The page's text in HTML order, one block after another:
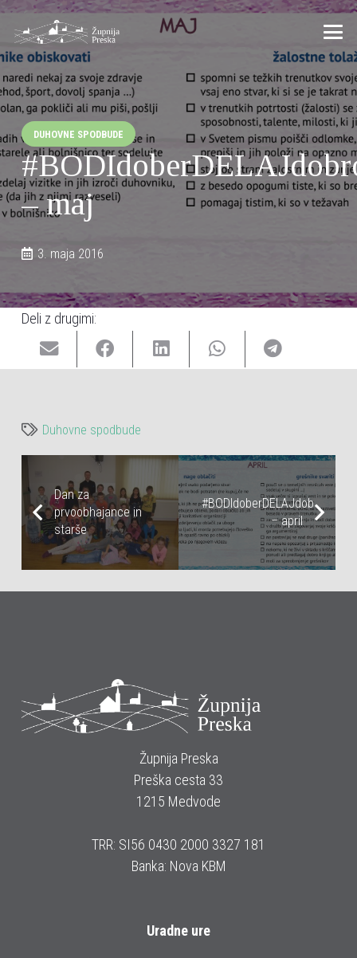
DUHOVNE SPODBUDE
– maj
3. maja 2016
Deli z drugimi:
Duhovne spodbude
Dan za
prvoobhajance in
starše
#BODIdoberDELAJdobro
– april
Župnija Preska
Preška cesta 33
1215 Medvode
TRR: SI56 0430 2000 3327 181
Banka: Nova KBM
Uradne ure